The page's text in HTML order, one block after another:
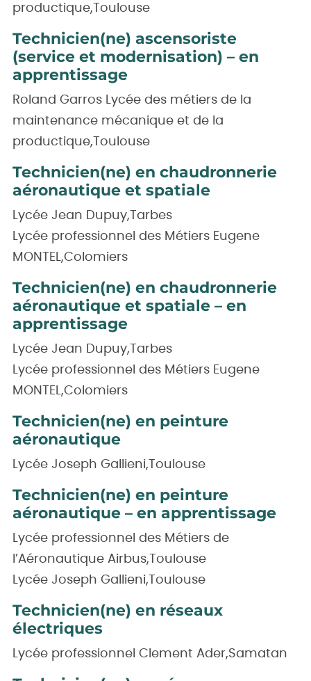
productique,Toulouse
Technicien(ne) ascensoriste
(service et modernisation) – en
apprentissage
Roland Garros Lycée des métiers de la
maintenance mécanique et de la
productique,Toulouse
Technicien(ne) en chaudronnerie
aéronautique et spatiale
Lycée Jean Dupuy,Tarbes
Lycée professionnel des Métiers Eugene
MONTEL,Colomiers
Technicien(ne) en chaudronnerie
aéronautique et spatiale – en
apprentissage
Lycée Jean Dupuy,Tarbes
Lycée professionnel des Métiers Eugene
MONTEL,Colomiers
Technicien(ne) en peinture
aéronautique
Lycée Joseph Gallieni,Toulouse
Technicien(ne) en peinture
aéronautique – en apprentissage
Lycée professionnel des Métiers de
l’Aéronautique Airbus,Toulouse
Lycée Joseph Gallieni,Toulouse
Technicien(ne) en réseaux
électriques
Lycée professionnel Clement Ader,Samatan